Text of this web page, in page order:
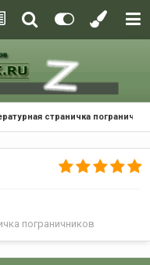
страничка
пограничников